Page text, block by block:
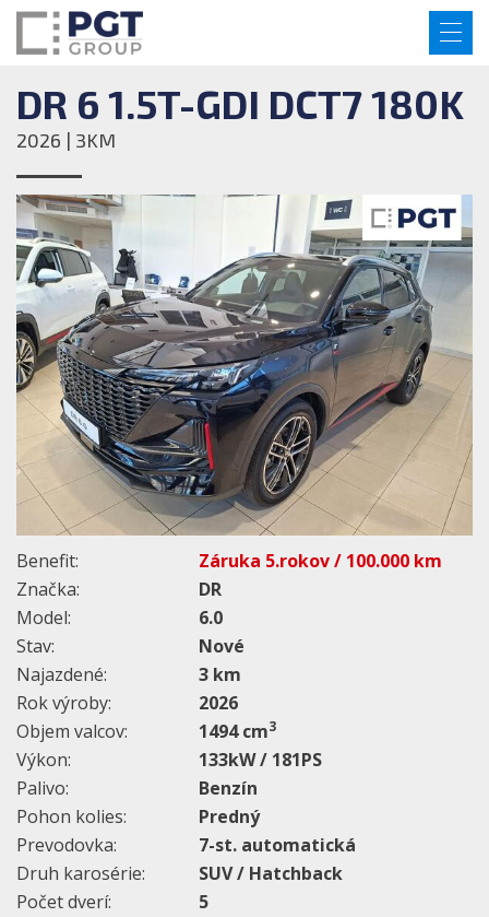
DR 6 1.5T-GDI DCT7 180K
2026 | 3KM
Benefit:
Záruka 5.rokov / 100.000 km
Značka:
DR
Model:
6.0
Stav:
Nové
Najazdené:
3 km
Rok výroby:
2026
Objem valcov:
1494 cm3
Výkon:
133kW / 181PS
Palivo:
Benzín
Pohon kolies:
Predný
Prevodovka:
7-st. automatická
Druh karosérie:
SUV / Hatchback
Počet dverí:
5